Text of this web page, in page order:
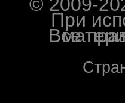
Все права на